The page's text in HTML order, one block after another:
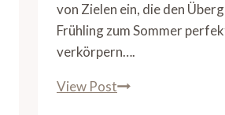
von Zielen ein, die den
Frühling zum Sommer
verkörpern….
View PostBeste